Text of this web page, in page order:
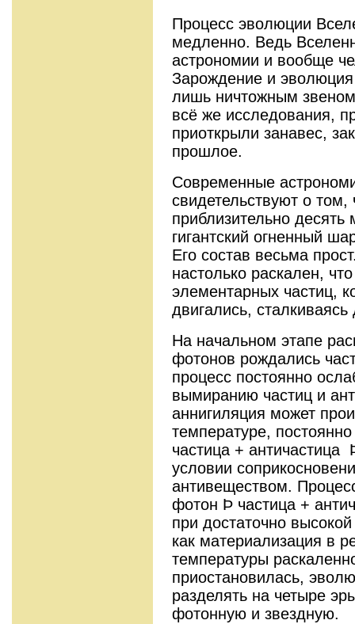
Процесс эволюции
медленно. Ведь
астрономии и вообще
Зарождение и
лишь ничтожным
всё же исследования,
приоткрыли занавес,
прошлое.
Современные
свидетельствуют о
приблизительно
гигантский огненный
Его состав весьма
настолько раскален,
элементарных частиц,
двигались, сталкиваясь
На начальном этапе
фотонов рождались
процесс постоянно
вымиранию частиц и
аннигиляция может
температуре,
частица +
условии
антивеществом.
фотон Þ частица +
при достаточно
как материализация в
температуры
приостановилась,
разделять на четыре
фотонную и звездную.